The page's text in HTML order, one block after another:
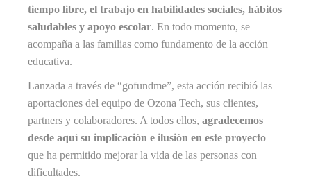
tiempo libre, el trabajo en habilidades sociales, hábitos
saludables y apoyo escolar. En todo momento, se
acompaña a las familias como fundamento de la acción
educativa.
Lanzada a través de “gofundme”, esta acción recibió las
aportaciones del equipo de Ozona Tech, sus clientes,
partners y colaboradores. A todos ellos,agradecemos
desde aquí su implicación e ilusión en este proyecto
que ha permitido mejorar la vida de las personas con
dificultades.